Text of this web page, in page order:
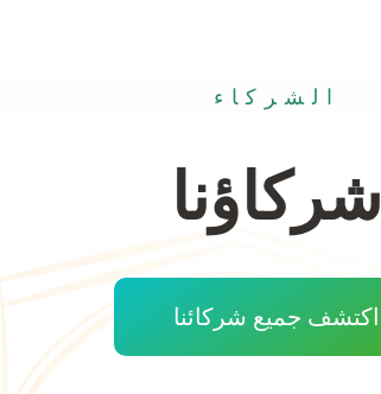
الشركاء
شركاؤنا
اكتشف جميع شركائنا